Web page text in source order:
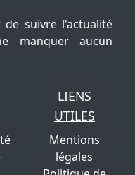
suivre l'actualité
manquer aucun
LIENS
UTILES
Mentions
légales